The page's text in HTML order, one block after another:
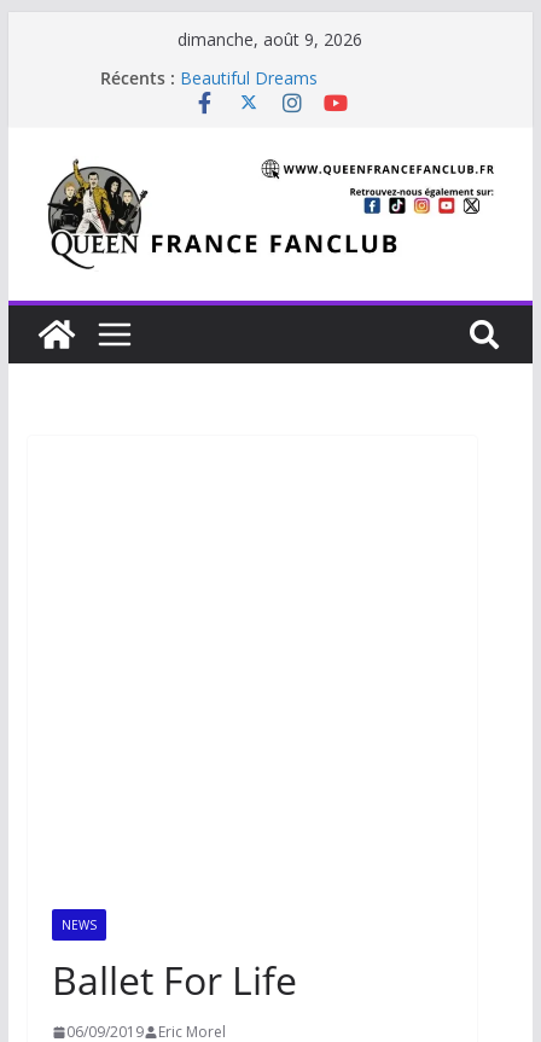
dimanche, août 9, 2026
Récents : Beautiful Dreams
Glouttons For Punishment (1981)
Je vis avec Freddie Mercury
NEWS
Ballet For Life
06/09/2019 Eric Morel